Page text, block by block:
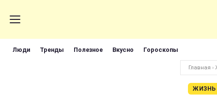
Люди Тренды Полезное Вкусно Гороскопы
Главная ›
ЖИЗНЬ